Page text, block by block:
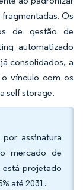
Os
de gestão de
automatizado
consolidados, a
vínculo com os
self storage.
assinatura
mercado de
projetado
até 2031.